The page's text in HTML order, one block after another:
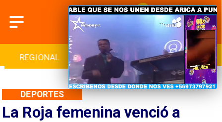
INTERNACIONAL DEPORTES CULTURA
La Roja femenina venció a
DEPORTES